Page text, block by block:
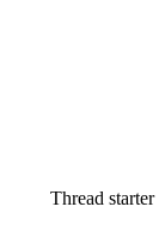
Thread starter